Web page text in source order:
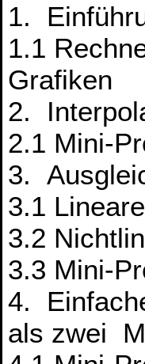
1.
1.1
Grafiken
2.
2.1 Mini-
3.
3.1
3.2
3.3 Mini-
4.
als zwei